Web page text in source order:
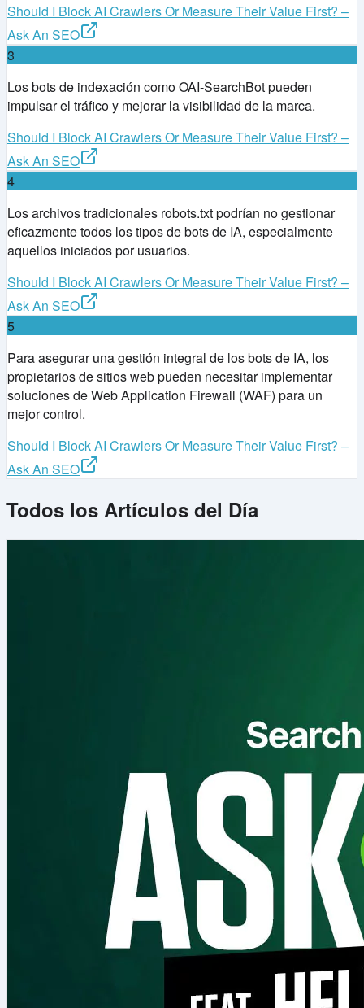
Should I Block AI Crawlers Or Measure Their Value First? –
Ask An SEO
3
Los bots de indexación como OAI-SearchBot pueden
impulsar el tráfico y mejorar la visibilidad de la marca.
Should I Block AI Crawlers Or Measure Their Value First? –
Ask An SEO
4
Los archivos tradicionales robots.txt podrían no gestionar
eficazmente todos los tipos de bots de IA, especialmente
aquellos iniciados por usuarios.
Should I Block AI Crawlers Or Measure Their Value First? –
Ask An SEO
5
Para asegurar una gestión integral de los bots de IA, los
propietarios de sitios web pueden necesitar implementar
soluciones de Web Application Firewall (WAF) para un
mejor control.
Should I Block AI Crawlers Or Measure Their Value First? –
Ask An SEO
Todos los Artículos del Día